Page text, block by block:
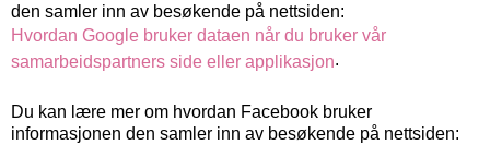
den samler inn av besøkende på nettsiden:
Hvordan Google bruker dataen når du bruker vår
samarbeidspartners side eller applikasjon.
Du kan lære mer om hvordan Facebook bruker
informasjonen den samler inn av besøkende på nettsiden: